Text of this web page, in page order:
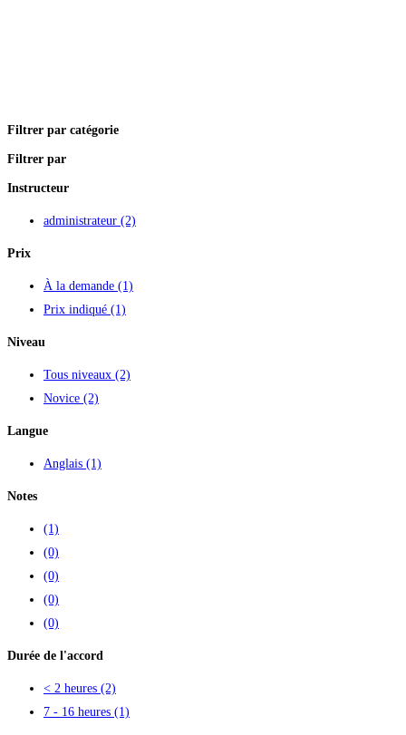
Filtrer par catégorie
Filtrer par
Instructeur
administrateur (2)
Prix
À la demande (1)
Prix indiqué (1)
Niveau
Tous niveaux (2)
Novice (2)
Langue
Anglais (1)
Notes
(1)
(0)
(0)
(0)
(0)
Durée de l'accord
< 2 heures (2)
7 - 16 heures (1)